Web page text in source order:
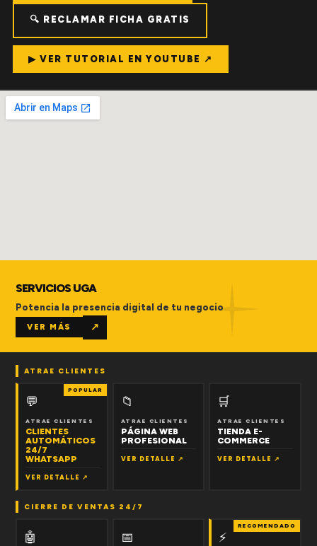
🔍 RECLAMAR FICHA GRATIS
▶ VER TUTORIAL EN YOUTUBE ↗
SERVICIOS UGA
Potencia la presencia digital de tu negocio
VER MÁS ↗
ATRAE CLIENTES
POPULAR
💬
ATRAE CLIENTES
CLIENTES
AUTOMÁTICOS
24/7
WHATSAPP
VER DETALLE ↗
📁
ATRAE CLIENTES
PÁGINA WEB
PROFESIONAL
VER DETALLE ↗
🛒
ATRAE CLIENTES
TIENDA E-
COMMERCE
VER DETALLE ↗
CIERRE DE VENTAS 24/7
🤖 📅
RECOMENDADO
⚡